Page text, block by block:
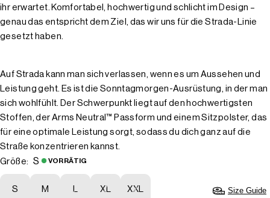
ihr erwartet. Komfortabel, hochwertig und schlicht im Design –
genau das entspricht dem Ziel, das wir uns für die Strada-Linie
gesetzt haben.
Auf Strada kann man sich verlassen, wenn es um Aussehen und
Leistung geht. Es ist die Sonntagmorgen-Ausrüstung, in der man
sich wohlfühlt. Der Schwerpunkt liegt auf den hochwertigsten
Stoffen, der Arms Neutral™ Passform und einem Sitzpolster, das
für eine optimale Leistung sorgt, sodass du dich ganz auf die
Straße konzentrieren kannst.
Größe:
S VORRÄTIG
S M L XL XXL Size Guide